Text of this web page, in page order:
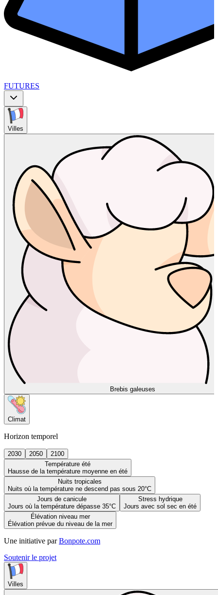
FUTURES
Villes
Brebis galeuses
Climat
Horizon temporel
2030 2050
2100
Température été
Hausse de la température moyenne en été
Nuits tropicales
Nuits où la température ne descend pas sous 20°C
Jours de canicule
Jours où la température dépasse 35°C
Stress hydrique
Jours avec sol sec en été
Élévation niveau mer
Élévation prévue du niveau de la mer
Une initiative par Bonpote.com
Soutenir le projet
Villes